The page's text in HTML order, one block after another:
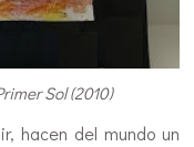
Sol (2010)
hacen del mundo un